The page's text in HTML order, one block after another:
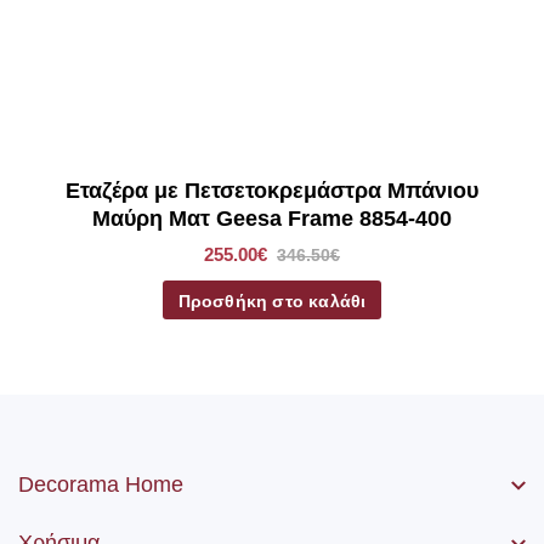
Εταζέρα με Πετσετοκρεμάστρα Μπάνιου
Μαύρη Ματ Geesa Frame 8854-400
255.00€ 346.50€
Προσθήκη στο καλάθι
Decorama Home